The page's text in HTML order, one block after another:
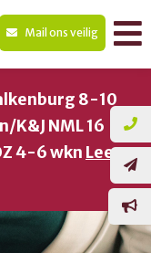
Mail ons veilig
8-10
K&J NML 16
4-6 wkn Lees